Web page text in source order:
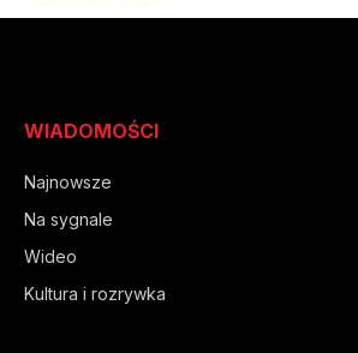
WIADOMOŚCI
Najnowsze
Na sygnale
Wideo
Kultura i rozrywka